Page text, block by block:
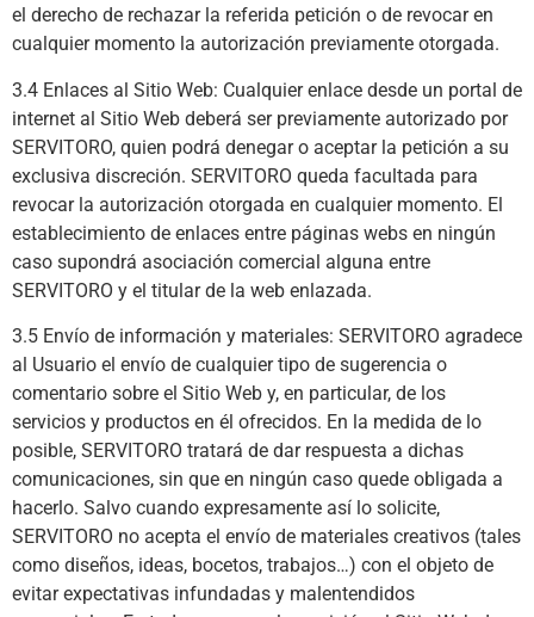
el derecho de rechazar la referida petición o de revocar en
cualquier momento la autorización previamente otorgada.
3.4 Enlaces al Sitio Web: Cualquier enlace desde un portal de
internet al Sitio Web deberá ser previamente autorizado por
SERVITORO, quien podrá denegar o aceptar la petición a su
exclusiva discreción. SERVITORO queda facultada para
revocar la autorización otorgada en cualquier momento. El
establecimiento de enlaces entre páginas webs en ningún
caso supondrá asociación comercial alguna entre
SERVITORO y el titular de la web enlazada.
3.5 Envío de información y materiales: SERVITORO agradece
al Usuario el envío de cualquier tipo de sugerencia o
comentario sobre el Sitio Web y, en particular, de los
servicios y productos en él ofrecidos. En la medida de lo
posible, SERVITORO tratará de dar respuesta a dichas
comunicaciones, sin que en ningún caso quede obligada a
hacerlo. Salvo cuando expresamente así lo solicite,
SERVITORO no acepta el envío de materiales creativos (tales
como diseños, ideas, bocetos, trabajos…) con el objeto de
evitar expectativas infundadas y malentendidos